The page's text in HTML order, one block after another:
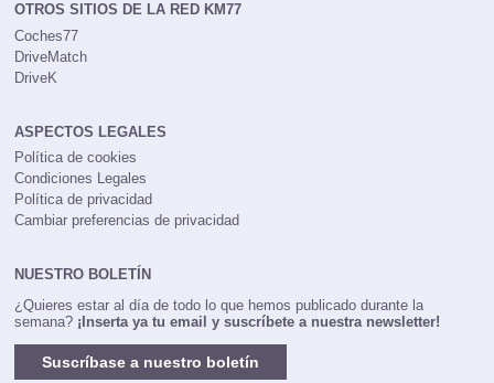
OTROS SITIOS DE LA RED KM77
Coches77
DriveMatch
DriveK
ASPECTOS LEGALES
Política de cookies
Condiciones Legales
Política de privacidad
Cambiar preferencias de privacidad
NUESTRO BOLETÍN
¿Quieres estar al día de todo lo que hemos publicado durante la
semana? ¡Inserta ya tu email y suscríbete a nuestra newsletter!
Suscríbase a nuestro boletín